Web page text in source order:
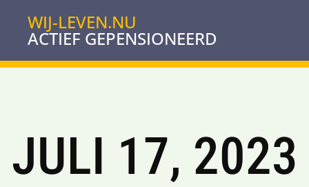
WIJ-LEVEN.NU
ACTIEF GEPENSIONEERD
JULI 17, 2023